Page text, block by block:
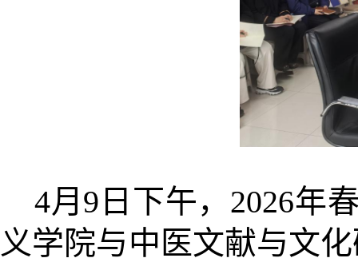
4月9日下午，2026年
义学院与中医文献与文